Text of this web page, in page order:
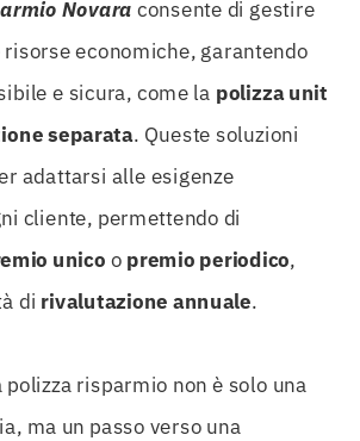
Novara consente di gestire
economiche, garantendo
e sicura, come la polizza unit
separata. Queste soluzioni
adattarsi alle esigenze
cliente, permettendo di
unico o premio periodico,
di rivalutazione annuale.
risparmio non è solo una
ma un passo verso una